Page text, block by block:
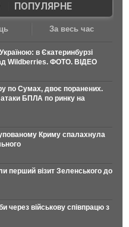
| ПОПУЛЯРНЕ
За весь час
в Єкатеринбурзі
Wildberries. ФОТО. ВІДЕО
по Сумах, двоє поранених.
БПЛА по ринку на
Криму спалахнула
перший візит Зеленського до
через військову співпрацю з